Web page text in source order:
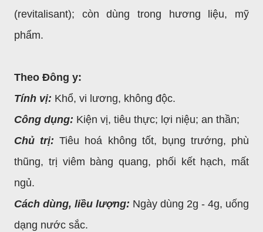
(revitalisant); còn dùng trong hương liệu, mỹ
phẩm.
Theo Đông y:
Tính vị: Khổ, vi lương, không độc.
Công dụng: Kiện vị, tiêu thực; lợi niệu; an thần;
Chủ trị: Tiêu hoá không tốt, bụng trướng, phù
thũng, trị viêm bàng quang, phối kết hạch, mất
ngủ.
Cách dùng, liều lượng: Ngày dùng 2g - 4g, uống
dạng nước sắc.